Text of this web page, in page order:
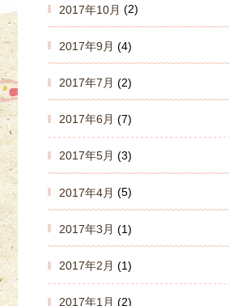
2017年10月 (2)
2017年9月 (4)
2017年7月 (2)
2017年6月 (7)
2017年5月 (3)
2017年4月 (5)
2017年3月 (1)
2017年2月 (1)
2017年1月 (2)